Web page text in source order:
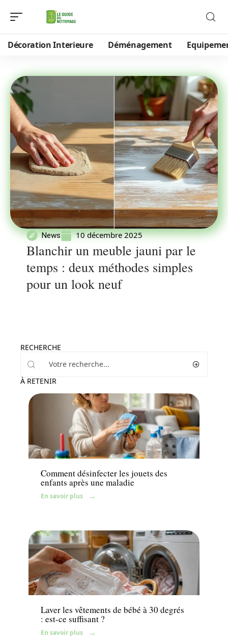
Décoration Interieure Déménagement
News 10 décembre 2025
Blanchir un meuble jauni par le
temps : deux méthodes simples
pour un look neuf
RECHERCHE
À RETENIR
Maison
Comment désinfecter les jouets des
enfants après une maladie
En savoir plus
News
Laver les vêtements de bébé à 30 degrés
: est-ce suffisant ?
En savoir plus